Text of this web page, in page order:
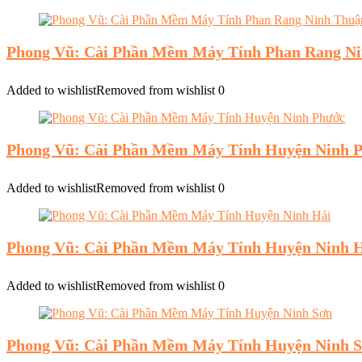
Phong Vũ: Cài Phần Mềm Máy Tính Phan Rang
Added to wishlistRemoved from wishlist 0
Phong Vũ: Cài Phần Mềm Máy Tính Huyện Ninh
Added to wishlistRemoved from wishlist 0
Phong Vũ: Cài Phần Mềm Máy Tính Huyện Ninh
Added to wishlistRemoved from wishlist 0
Phong Vũ: Cài Phần Mềm Máy Tính Huyện Ninh